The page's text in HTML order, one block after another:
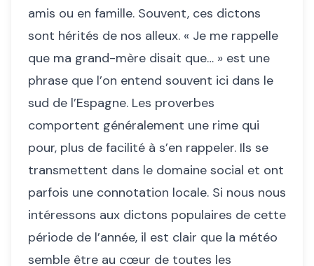
amis ou en famille. Souvent, ces dictons
sont hérités de nos alleux. « Je me rappelle
que ma grand-mère disait que… » est une
phrase que l’on entend souvent ici dans le
sud de l’Espagne. Les proverbes
comportent généralement une rime qui
pour, plus de facilité à s’en rappeler. Ils se
transmettent dans le domaine social et ont
parfois une connotation locale. Si nous nous
intéressons aux dictons populaires de cette
période de l’année, il est clair que la météo
semble être au cœur de toutes les